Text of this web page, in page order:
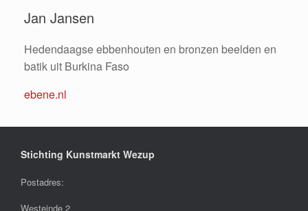
Jan Jansen
Hedendaagse ebbenhouten en bronzen beelden en
batik uit Burkina Faso
ebene.nl
Stichting Kunstmarkt Wezup
Postadres:
Westeinde 2